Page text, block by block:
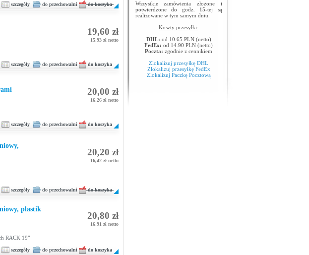
szczegóły do przechowalni do koszyka
19,60 zł
15,93 zł netto
szczegóły do przechowalni do koszyka
20,00 zł
16,26 zł netto
szczegóły do przechowalni do koszyka
20,20 zł
16,42 zł netto
szczegóły do przechowalni do koszyka
plastik
20,80 zł
16,91 zł netto
RACK 19"
szczegóły do przechowalni do koszyka
Wszystkie zamówienia złożone i
potwierdzone do godz. 15-tej są
realizowane w tym samym dniu.
Koszty przesyłki:
DHL: od 10.65 PLN (netto)
FedEx: od 14.90 PLN (netto)
Poczta: zgodnie z cennikiem
Zlokalizuj przesyłkę DHL
Zlokalizuj przesyłkę FedEx
Zlokalizuj Paczkę Pocztową